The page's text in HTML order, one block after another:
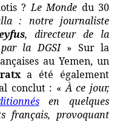
?Le Monde du 30
: notre journaliste
, directeur de la
la DGSI» Sur la
au Yemen, un
a été également
conclut : «À ce jour,
en quelques
français, provoquant